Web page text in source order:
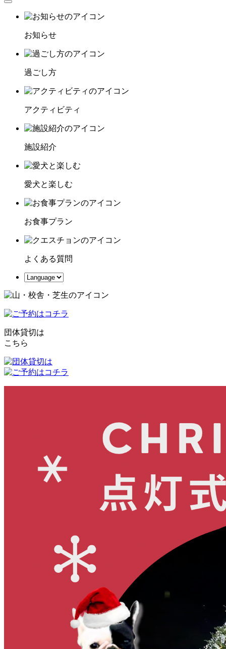
お知らせ
過ごし方
アクティビティ
施設紹介
愛犬と楽しむ
お食事プラン
よくある質問
団体貸切は
こちら